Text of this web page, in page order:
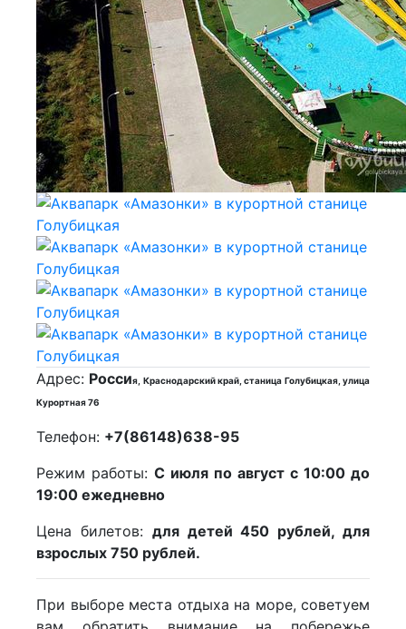
Адрес: Россия, Краснодарский край, станица Голубицкая, улица
Курортная 76
Телефон: +7(86148)638-95
Режим работы: С июля по август с 10:00 до
19:00 ежедневно
Цена билетов: для детей 450 рублей, для
взрослых 750 рублей.
При выборе места отдыха на море, советуем